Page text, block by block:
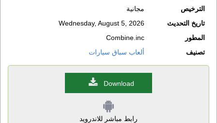
الترخيص
مجانية
تاريخ التحديث
Wednesday, August 5, 2026
المطور
Combine.inc
تصنيف
ألعاب سباق سيارات
Download
رابط مباشر للاندرويد